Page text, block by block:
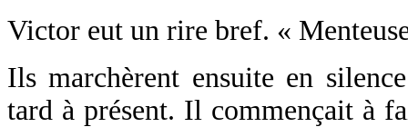
Victor eut un rire bref. «
Ils marchèrent ensuite en
tard à présent. Il commençait à